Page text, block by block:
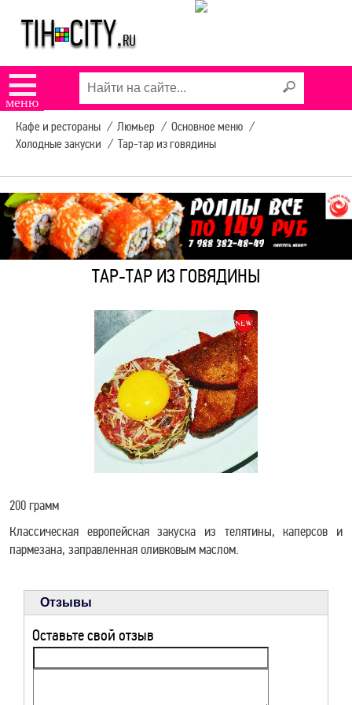
КАФЕ "СИЦИЛИЯ"
КАФЕ "АРЛЕКИНО"
ПИЦЦЕРИЯ ДОДО
РАСПИСАНИЕ
АВТОБУСОВ
УСЛУГИ В ТИХОРЕЦКЕ
КОНЦЕРТЫ И
МЕРОПРИЯТИЯ
9 МАЯ В ТИХОРЕЦКЕ
РЕКЛАМА НА САЙТЕ
ЗАДЫМЛЕНИЕ
ТИХОРЕЦКА SOS
РЕЦЕПТЫ ДЛЯ
ЗДОРОВЬЯ
☰
меню
Кафе и рестораны / Люмьер / Основное меню /
Холодные закуски / Тар-тар из говядины
ТАР-ТАР ИЗ ГОВЯДИНЫ
200 грамм
Классическая европейская закуска из телятины, каперсов и
пармезана, заправленная оливковым маслом.
Отзывы
Оставьте свой отзыв